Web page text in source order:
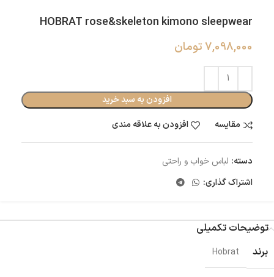
HOBRAT rose&skeleton kimono sleepwear
7,098,000تومان
افزودن به سبد خرید
مقایسه
افزودن به علاقه مندی
دسته: لباس خواب و راحتی
اشتراک گذاری:
توضیحات تکمیلی
برند
Hobrat